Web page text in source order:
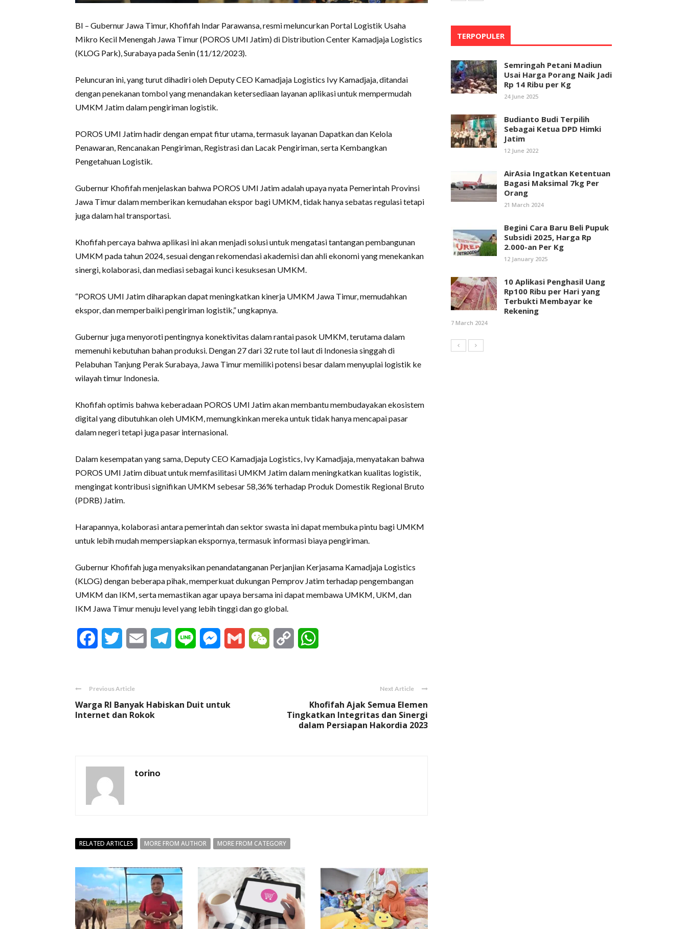
BI – Gubernur Jawa Timur, Khofifah Indar Parawansa, resmi meluncurkan Portal Logistik Usaha
Mikro Kecil Menengah Jawa Timur (POROS UMI Jatim) di Distribution Center Kamadjaja Logistics
(KLOG Park), Surabaya pada Senin (11/12/2023).
Peluncuran ini, yang turut dihadiri oleh Deputy CEO Kamadjaja Logistics Ivy Kamadjaja, ditandai
dengan penekanan tombol yang menandakan ketersediaan layanan aplikasi untuk mempermudah
UMKM Jatim dalam pengiriman logistik.
POROS UMI Jatim hadir dengan empat fitur utama, termasuk layanan Dapatkan dan Kelola
Penawaran, Rencanakan Pengiriman, Registrasi dan Lacak Pengiriman, serta Kembangkan
Pengetahuan Logistik.
Gubernur Khofifah menjelaskan bahwa POROS UMI Jatim adalah upaya nyata Pemerintah Provinsi
Jawa Timur dalam memberikan kemudahan ekspor bagi UMKM, tidak hanya sebatas regulasi tetapi
juga dalam hal transportasi.
Khofifah percaya bahwa aplikasi ini akan menjadi solusi untuk mengatasi tantangan pembangunan
UMKM pada tahun 2024, sesuai dengan rekomendasi akademisi dan ahli ekonomi yang menekankan
sinergi, kolaborasi, dan mediasi sebagai kunci kesuksesan UMKM.
“POROS UMI Jatim diharapkan dapat meningkatkan kinerja UMKM Jawa Timur, memudahkan
ekspor, dan memperbaiki pengiriman logistik,” ungkapnya.
Gubernur juga menyoroti pentingnya konektivitas dalam rantai pasok UMKM, terutama dalam
memenuhi kebutuhan bahan produksi. Dengan 27 dari 32 rute tol laut di Indonesia singgah di
Pelabuhan Tanjung Perak Surabaya, Jawa Timur memiliki potensi besar dalam menyuplai logistik ke
wilayah timur Indonesia.
Khofifah optimis bahwa keberadaan POROS UMI Jatim akan membantu membudayakan ekosistem
digital yang dibutuhkan oleh UMKM, memungkinkan mereka untuk tidak hanya mencapai pasar
dalam negeri tetapi juga pasar internasional.
Dalam kesempatan yang sama, Deputy CEO Kamadjaja Logistics, Ivy Kamadjaja, menyatakan bahwa
POROS UMI Jatim dibuat untuk memfasilitasi UMKM Jatim dalam meningkatkan kualitas logistik,
mengingat kontribusi signifikan UMKM sebesar 58,36% terhadap Produk Domestik Regional Bruto
(PDRB) Jatim.
Harapannya, kolaborasi antara pemerintah dan sektor swasta ini dapat membuka pintu bagi UMKM
untuk lebih mudah mempersiapkan ekspornya, termasuk informasi biaya pengiriman.
Gubernur Khofifah juga menyaksikan penandatanganan Perjanjian Kerjasama Kamadjaja Logistics
(KLOG) dengan beberapa pihak, memperkuat dukungan Pemprov Jatim terhadap pengembangan
UMKM dan IKM, serta memastikan agar upaya bersama ini dapat membawa UMKM, UKM, dan
IKM Jawa Timur menuju level yang lebih tinggi dan go global.
FacebookTwitter Email Telegram
Line Messenger
Gmail WeChat Copy
Previous Article
Warga RI Banyak Habiskan Duit untuk
Internet dan Rokok
Next Article
Khofifah Ajak Semua Elemen
Tingkatkan Integritas dan Sinergi
dalam Persiapan Hakordia 2023
torino
RELATED ARTICLES MORE FROM AUTHOR MORE FROM CATEGORY
TERPOPULER
Semringah Petani Madiun
Usai Harga Porang Naik Jadi
Rp 14 Ribu per Kg
24 June 2025
Budianto Budi Terpilih
Sebagai Ketua DPD Himki
Jatim
12 June 2022
AirAsia Ingatkan Ketentuan
Bagasi Maksimal 7kg Per
Orang
21 March 2024
Begini Cara Baru Beli Pupuk
Subsidi 2025, Harga Rp
2.000-an Per Kg
12 January 2025
10 Aplikasi Penghasil Uang
Rp100 Ribu per Hari yang
Terbukti Membayar ke
Rekening
7 March 2024